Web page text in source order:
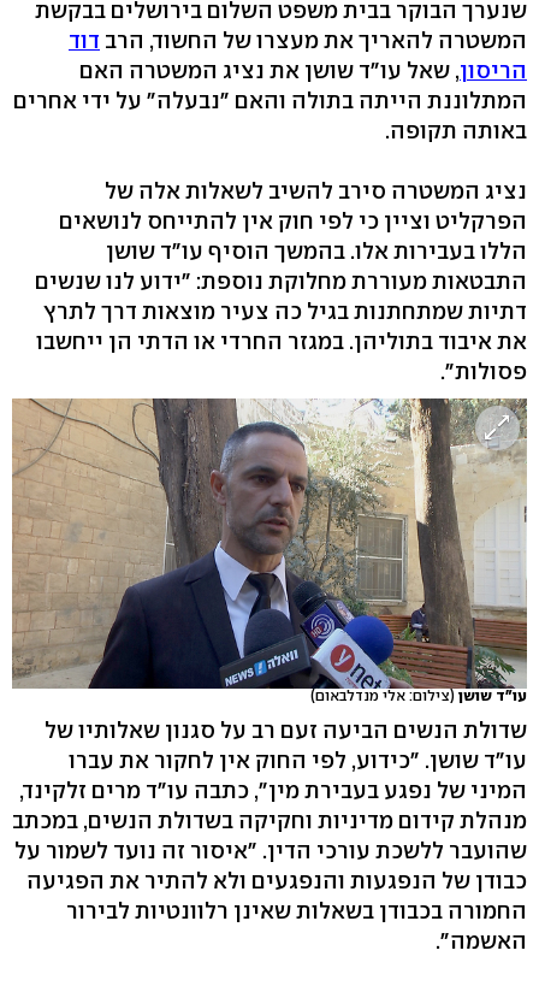
שנערך הבוקר בבית משפט השלום בירושלים בבקשת
המשטרה להאריך את מעצרו של החשוד, הרב דוד
הריסון, שאל עו"ד שושן את נציג המשטרה האם
המתלוננת הייתה בתולה והאם "נבעלה" על ידי אחרים
באותה תקופה.
נציג המשטרה סירב להשיב לשאלות אלה של
הפרקליט וציין כי לפי חוק אין להתייחס לנושאים
הללו בעבירות אלו. בהמשך הוסיף עו"ד שושן
התבטאות מעוררת מחלוקת נוספת: "ידוע לנו שנשים
דתיות שמתחתנות בגיל כה צעיר מוצאות דרך לתרץ
את איבוד בתוליהן. במגזר החרדי או הדתי הן ייחשבו
פסולות".
עו"ד שושן(צילום: אלי מנדלבאום)
שדולת הנשים הביעה זעם רב על סגנון שאלותיו של
עו"ד שושן. "כידוע, לפי החוק אין לחקור את עברו
המיני של נפגע בעבירת מין", כתבה עו"ד מרים זלקינד,
מנהלת קידום מדיניות וחקיקה בשדולת הנשים, במכתב
שהועבר ללשכת עורכי הדין. "איסור זה נועד לשמור על
כבודן של הנפגעות והנפגעים ולא להתיר את הפגיעה
החמורה בכבודן בשאלות שאינן רלוונטיות לבירור
האשמה".